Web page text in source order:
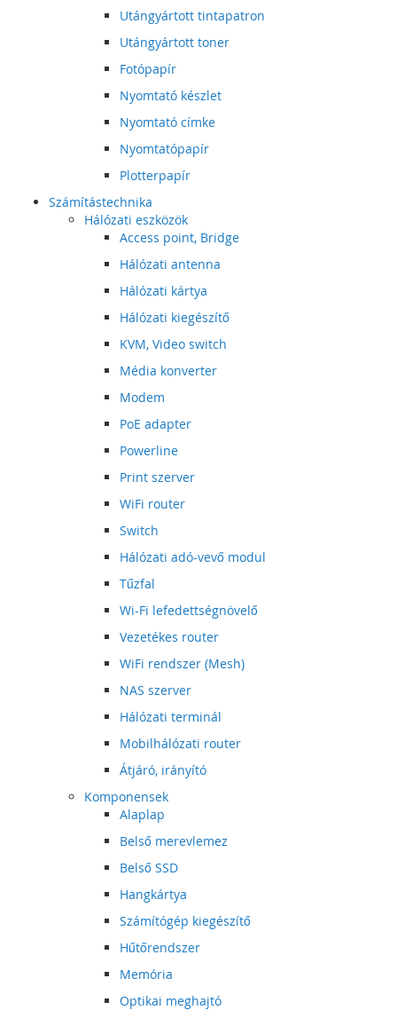
Utángyártott tintapatron
Utángyártott toner
Fotópapír
Nyomtató készlet
Nyomtató címke
Nyomtatópapír
Plotterpapír
Számítástechnika
Hálózati eszközök
Access point, Bridge
Hálózati antenna
Hálózati kártya
Hálózati kiegészítő
KVM, Video switch
Média konverter
Modem
PoE adapter
Powerline
Print szerver
WiFi router
Switch
Hálózati adó-vevő modul
Tűzfal
Wi-Fi lefedettségnövelő
Vezetékes router
WiFi rendszer (Mesh)
NAS szerver
Hálózati terminál
Mobilhálózati router
Átjáró, irányító
Komponensek
Alaplap
Belső merevlemez
Belső SSD
Hangkártya
Számítógép kiegészítő
Hűtőrendszer
Memória
Optikai meghajtó